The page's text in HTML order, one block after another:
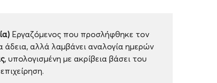
Εργαζόμενος που προσλήφθηκε τον
άδεια, αλλά λαμβάνει αναλογία ημερών
, υπολογισμένη με ακρίβεια βάσει του